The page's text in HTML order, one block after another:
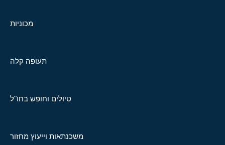
מכוניות
תעופה קלה
טיולים וחופש בחו"ל
משכנתאות וייעוץ מחזור